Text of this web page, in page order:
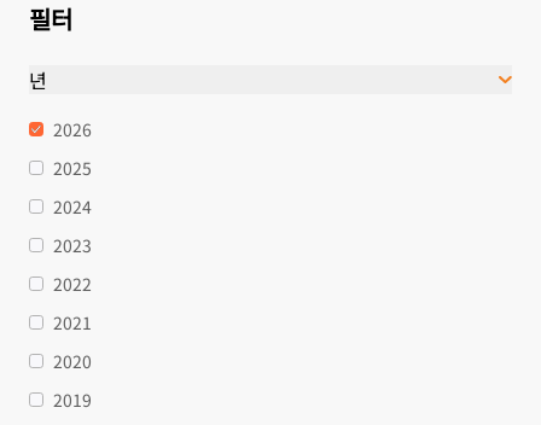
필터
년
2026
2025
2024
2023
2022
2021
2020
2019